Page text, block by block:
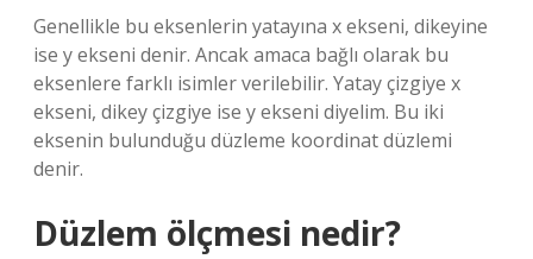
Genellikle bu eksenlerin yatayına x ekseni, dikeyine
ise y ekseni denir. Ancak amaca bağlı olarak bu
eksenlere farklı isimler verilebilir. Yatay çizgiye x
ekseni, dikey çizgiye ise y ekseni diyelim. Bu iki
eksenin bulunduğu düzleme koordinat düzlemi
denir.
Düzlem ölçmesi nedir?